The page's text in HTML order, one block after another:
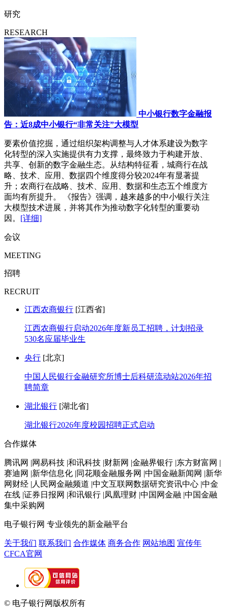
研究
RESEARCH
中小银行数字金融报
告：近8成中小银行“非常关注”大模型
要素价值挖掘，通过组织架构调整与人才体系建设为数字
化转型的深入实施提供有力支撑，最终致力于构建开放、
共享、创新的数字金融生态。从结构特征看，城商行在战
略、技术、应用、数据四个维度得分较2024年有显著提
升；农商行在战略、技术、应用、数据和生态五个维度方
面均有所提升。 《报告》强调，越来越多的中小银行关注
大模型技术进展，并将其作为推动数字化转型的重要动
因。 [详细]
会议
MEETING
招聘
RECRUIT
江西农商银行 [江西省]
江西农商银行启动2026年度新员工招聘，计划招录
530名应届毕业生
央行 [北京]
中国人民银行金融研究所博士后科研流动站2026年招
聘简章
湖北银行 [湖北省]
湖北银行2026年度校园招聘正式启动
合作媒体
腾讯网 |网易科技 |和讯科技 |财新网 |金融界银行 |东方财富网 |
赛迪网 |新华信息化 |同花顺金融服务网 |中国金融新闻网 |新华
网财经 |人民网金融频道 |中文互联网数据研究资讯中心 |中金
在线 |证券日报网 |和讯银行 |凤凰理财 |中国网金融 |中国金融
集中采购网
电子银行网 专业领先的新金融平台
关于我们 联系我们 合作媒体 商务合作 网站地图 宣传年
CFCA官网
© 电子银行网版权所有